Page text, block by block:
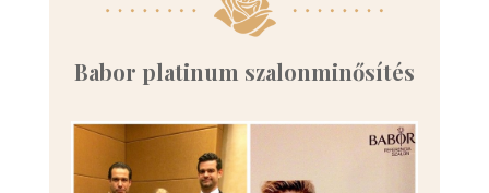
Babor platinum szalonminősítés